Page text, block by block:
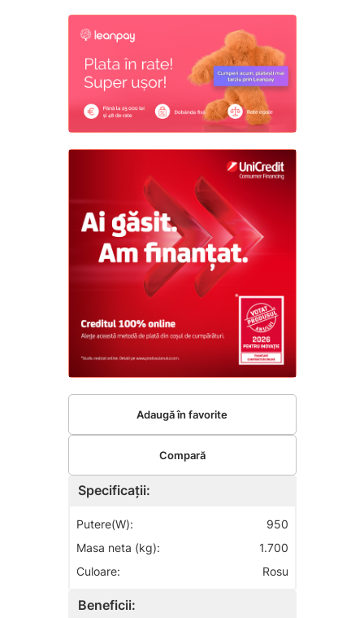
Specificații:
Putere(W):
950
Masa neta (kg):
1.700
Culoare:
Rosu
Beneficii:
Adaugă în favorite
Compară